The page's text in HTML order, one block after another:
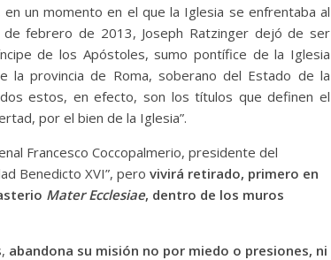
un momento en el que la Iglesia se enfrentaba al
febrero de 2013, Joseph Ratzinger dejó de ser
de los Apóstoles, sumo pontífice de la Iglesia
la provincia de Roma, soberano del Estado de la
estos, en efecto, son los títulos que definen el
por el bien de la Iglesia”.
Francesco Coccopalmerio, presidente del
Benedicto XVI”, pero vivirá retirado, primero en
Mater Ecclesiae, dentro de los muros
abandona su misión no por miedo o presiones, ni